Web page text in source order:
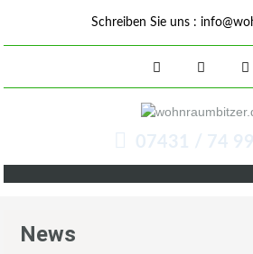
Schreiben Sie uns :
07431 / 74
News